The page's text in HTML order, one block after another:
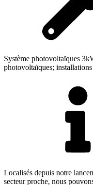
Système photovoltaïques
photovoltaïques;
Localisés depuis notre
secteur proche, nous